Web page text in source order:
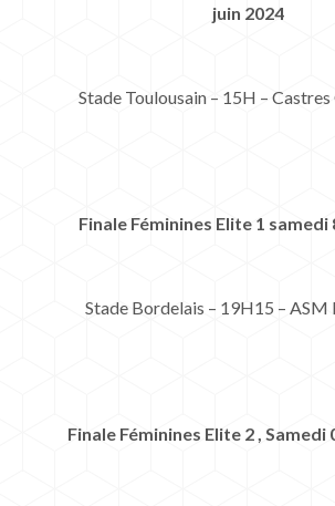
juin 2024
Stade Toulousain – 15H –
Finale Féminines Elite 1 samedi
Stade Bordelais – 19H15 – ASM
Finale Féminines Elite 2 , Samedi